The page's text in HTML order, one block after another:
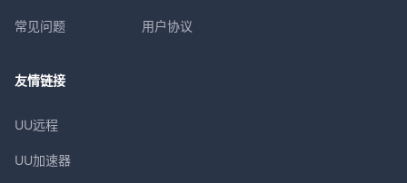
常见问题 用户协议
友情链接
UU远程
UU加速器